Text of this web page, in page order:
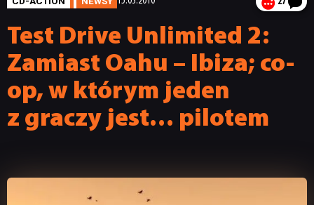
Test Drive Unlimited 2:
Zamiast Oahu – Ibiza; co-
op, w którym jeden
z graczy jest… pilotem